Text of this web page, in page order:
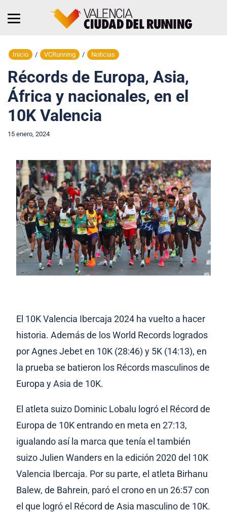
Inicio / VCRunning / Noticias
Récords de Europa, Asia,
África y nacionales, en el
10K Valencia
15 enero, 2024
El 10K Valencia Ibercaja 2024 ha vuelto a hacer
historia. Además de los World Records logrados
por Agnes Jebet en 10K (28:46) y 5K (14:13), en
la prueba se batieron los Récords masculinos de
Europa y Asia de 10K.
El atleta suizo Dominic Lobalu logró el Récord de
Europa de 10K entrando en meta en 27:13,
igualando así la marca que tenía el también
suizo Julien Wanders en la edición 2020 del 10K
Valencia Ibercaja. Por su parte, el atleta Birhanu
Balew, de Bahrein, paró el crono en un 26:57 con
el que logró el Récord de Asia masculino de 10K.